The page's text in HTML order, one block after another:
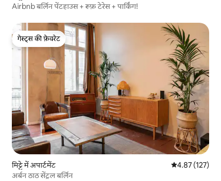
Airbnb बर्लिन पेंटहाउस + रूफ़ टेरेस + पार्किंग!
गेस्ट्स की फ़ेवरेट
गेस्ट्स की फ़ेवरेट
मिट्टे में अपार्टमेंट औसत रेटिंग 5 में से
4.87 (127)
अर्बन ठाठ सेंट्रल बर्लिन